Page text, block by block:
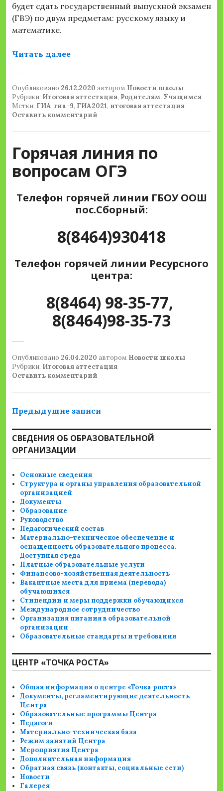
будет сдать государственный выпускной экзамен
(ГВЭ) по двум предметам: русскому языку и
математике.
Читать далее«Изменения порядка проведения
Опубликовано 26.12.2020 автором Новости школы
Рубрики: Итоговая аттестация, Родителям, Учащимся
Метки: ГИА, гиа-9, ГИА2021, итоговая аттестация
Оставить комментарий
Горячая линия по
вопросам ОГЭ
Телефон горячей линии ГБОУ ООШ
пос.Сборный:
8(8464)930418
Телефон горячей линии Ресурсного
центра:
8(8464) 98-35-77,
8(8464)98-35-73
Опубликовано 26.04.2020 автором Новости школы
Рубрики: Итоговая аттестация
Оставить комментарий
Навигация
по
записям
Предыдущие записи
СВЕДЕНИЯ ОБ ОБРАЗОВАТЕЛЬНОЙ
ОРГАНИЗАЦИИ
Основные сведения
Структура и органы управления образовательной
организацией
Документы
Образование
Руководство
Педагогический состав
Материально-техническое обеспечение и
оснащенность образовательного процесса.
Доступная среда
Платные образовательные услуги
Финансово-хозяйственная деятельность
Вакантные места для приема (перевода)
обучающихся
Стипендии и меры поддержки обучающихся
Международное сотрудничество
Организация питания в образовательной
организации
Образовательные стандарты и требования
ЦЕНТР «ТОЧКА РОСТА»
Общая информация о центре «Точка роста»
Документы, регламентирующие деятельность
Центра
Образовательные программы Центра
Педагоги
Материально-техническая база
Режим занятий Центра
Мероприятия Центра
Дополнительная информация
Обратная связь (контакты, социальные сети)
Новости
Галерея